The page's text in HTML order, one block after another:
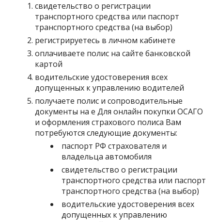
свидетельство о регистрации
транспортного средства или паспорт
транспортного средства (на выбор)
регистрируетесь в личном кабинете
оплачиваете полис на сайте банковской
картой
водительские удостоверения всех
допущенных к управлению водителей
получаете полис и сопроводительные
документы на e Для онлайн покупки ОСАГО
и оформления страхового полиса Вам
потребуются следующие документы:
паспорт РФ страхователя и
владельца автомобиля
свидетельство о регистрации
транспортного средства или паспорт
транспортного средства (на выбор)
водительские удостоверения всех
допущенных к управлению